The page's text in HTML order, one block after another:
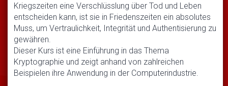
Kriegszeiten eine Verschlüsslung über Tod und Leben
entscheiden kann, ist sie in Friedenszeiten ein absolutes
Muss, um Vertraulichkeit, Integrität und Authentisierung zu
gewähren.
Dieser Kurs ist eine Einführung in das Thema
Kryptographie und zeigt anhand von zahlreichen
Beispielen ihre Anwendung in der Computerindustrie.